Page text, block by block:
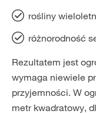
rośliny
różnorodność
Rezultatem jest
wymaga niewiele
przyjemności. W
metr kwadratowy,